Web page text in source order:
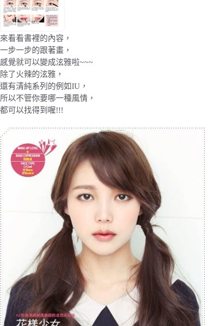
來看看書裡的內容，
一步一步的跟著畫，
感覺就可以變成泫雅啦~~~
除了火辣的泫雅，
還有清純系列的例如IU，
所以不管你要哪一種風情，
都可以找得到喔!!!